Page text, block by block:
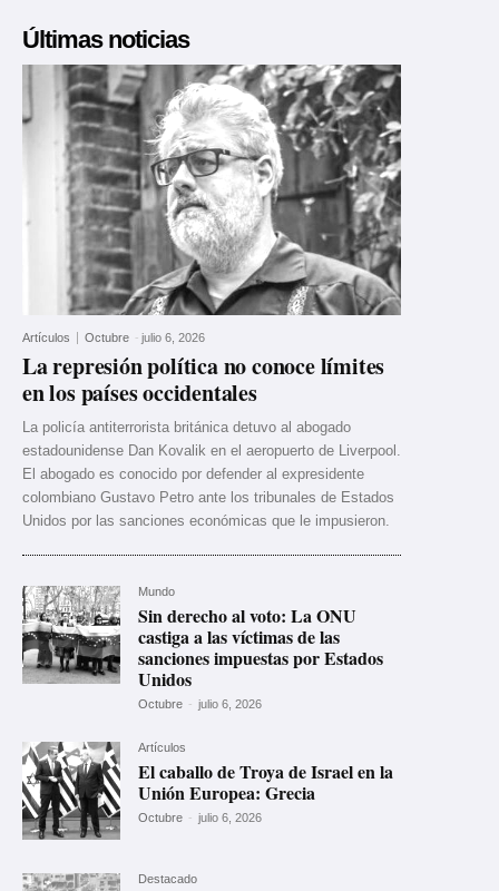
Últimas noticias
Artículos Octubre - julio 6, 2026
La represión política no conoce límites
en los países occidentales
La policía antiterrorista británica detuvo al abogado
estadounidense Dan Kovalik en el aeropuerto de Liverpool.
El abogado es conocido por defender al expresidente
colombiano Gustavo Petro ante los tribunales de Estados
Unidos por las sanciones económicas que le impusieron.
Mundo
Sin derecho al voto: La ONU
castiga a las víctimas de las
sanciones impuestas por Estados
Unidos
Octubre - julio 6, 2026
Artículos
El caballo de Troya de Israel en la
Unión Europea: Grecia
Octubre - julio 6, 2026
Destacado